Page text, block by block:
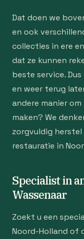
Dat doen we
en ook
collecties in ere
dat ze kunnen
beste service.
en weer terug
andere manier
maken? We
zorgvuldig
restauratie in
Specialist in
Wassenaar
Zoekt u een
Noord-Holland of